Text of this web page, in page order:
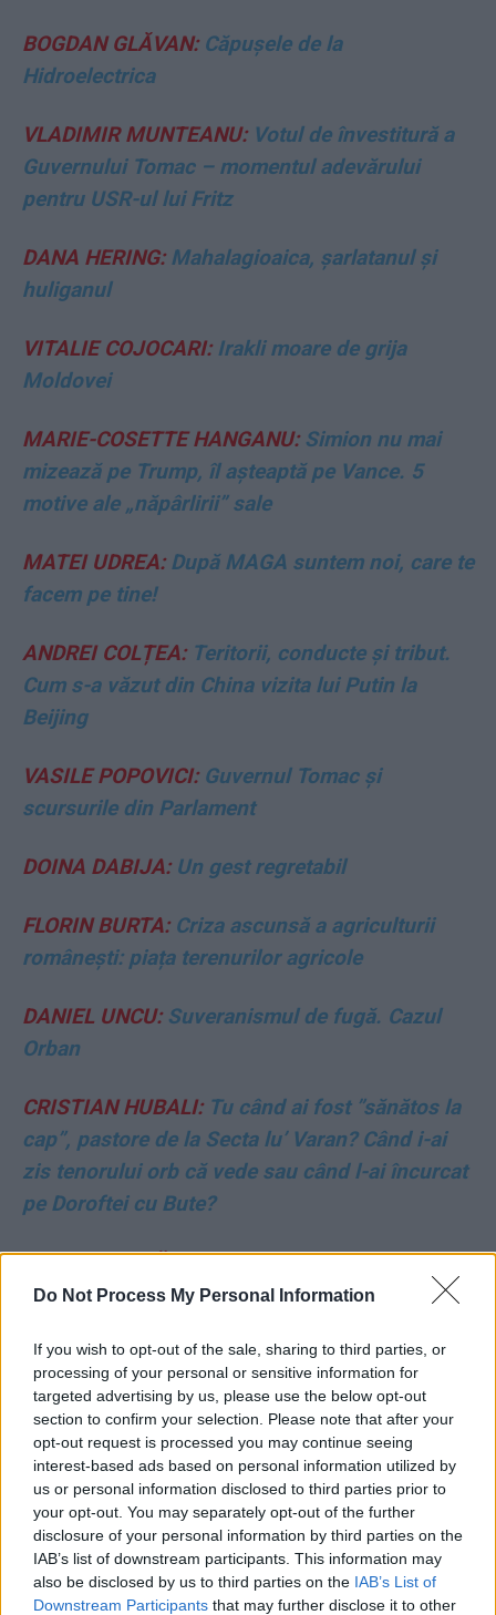
Do Not Process My Personal Information
If you wish to opt-out of the sale, sharing to third parties, or
processing of your personal or sensitive information for
targeted advertising by us, please use the below opt-out
section to confirm your selection. Please note that after your
opt-out request is processed you may continue seeing
interest-based ads based on personal information utilized by
us or personal information disclosed to third parties prior to
your opt-out. You may separately opt-out of the further
disclosure of your personal information by third parties on the
IAB’s list of downstream participants. This information may
also be disclosed by us to third parties on the IAB’s List of
Downstream Participants that may further disclose it to other
BOGDAN GLĂVAN:Căpușele de la
Hidroelectrica
VLADIMIR MUNTEANU:Votul de învestitură a
Guvernului Tomac – momentul adevărului
pentru USR-ul lui Fritz
DANA HERING:Mahalagioaica, șarlatanul și
huliganul
VITALIE COJOCARI:Irakli moare de grija
Moldovei
MARIE-COSETTE HANGANU:Simion nu mai
mizează pe Trump, îl așteaptă pe Vance. 5
motive ale „năpârlirii” sale
MATEI UDREA:După MAGA suntem noi, care te
facem pe tine!
ANDREI COLȚEA:Teritorii, conducte și tribut.
Cum s-a văzut din China vizita lui Putin la
Beijing
VASILE POPOVICI:Guvernul Tomac și
scursurile din Parlament
DOINA DABIJA:Un gest regretabil
FLORIN BURTA:Criza ascunsă a agriculturii
românești: piața terenurilor agricole
DANIEL UNCU:Suveranismul de fugă. Cazul
Orban
CRISTIAN HUBALI:Tu când ai fost ”sănătos la
cap”, pastore de la Secta lu’ Varan? Când i-ai
zis tenorului orb că vede sau când l-ai încurcat
pe Doroftei cu Bute?
ALECU RENIȚĂ:Primăvara aduce reînvierea
CITIȚI ȘI:
*Cazul dronei marine de la Constanța: vinovată
– 100% Rusia. Ne-au salvat Ucraina și norocul.
Mesajul transmis de Moscova: putem arunca
orașul în aer cu o simplă dronă
*Miniștri-surpriză în Guvernul Tomac